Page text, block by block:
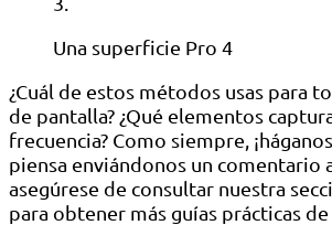
Una superficie Pro 4
¿Cuál de estos métodos usas para
de pantalla? ¿Qué elementos
frecuencia? Como siempre,
piensa enviándonos un comentario
asegúrese de consultar nuestra
para obtener más guías prácticas